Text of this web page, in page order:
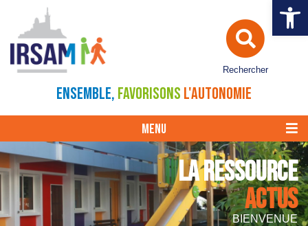
Ouvrir
Rechercher
ENSEMBLE, FAVORISONS L'AUTONOMIE
MENU
LA RESSOURCE
ACTUS
BIENVENUE